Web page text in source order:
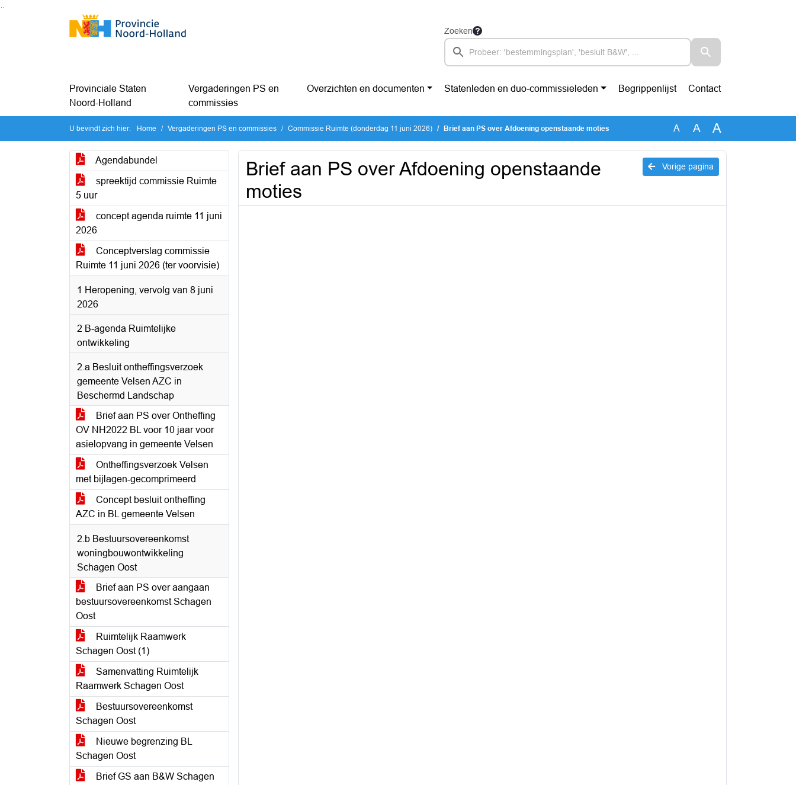
Ga naar de inhoud van deze pagina
Ga naar het zoeken
Zoeken
Provinciale Staten
Noord-Holland
Vergaderingen PS en
commissies
Overzichten en documenten Statenleden en duo-commissieleden Begrippenlijst Contact
U bevindt zich hier: Home Vergaderingen PS en commissies Commissie Ruimte (donderdag 11 juni 2026) Brief aan PS over Afdoening openstaande moties A A A
Agendabundel
spreektijd commissie Ruimte
5 uur
concept agenda ruimte 11 juni
2026
Conceptverslag commissie
Ruimte 11 juni 2026 (ter voorvisie)
1 Heropening, vervolg van 8 juni
2026
2 B-agenda Ruimtelijke
ontwikkeling
2.a Besluit ontheffingsverzoek
gemeente Velsen AZC in
Beschermd Landschap
Brief aan PS over Ontheffing
OV NH2022 BL voor 10 jaar voor
asielopvang in gemeente Velsen
Ontheffingsverzoek Velsen
met bijlagen-gecomprimeerd
Concept besluit ontheffing
AZC in BL gemeente Velsen
2.b Bestuursovereenkomst
woningbouwontwikkeling
Schagen Oost
Brief aan PS over aangaan
bestuursovereenkomst Schagen
Oost
Ruimtelijk Raamwerk
Schagen Oost (1)
Samenvatting Ruimtelijk
Raamwerk Schagen Oost
Bestuursovereenkomst
Schagen Oost
Nieuwe begrenzing BL
Schagen Oost
Brief GS aan B&W Schagen
Vorige pagina
Brief aan PS over Afdoening openstaande
moties